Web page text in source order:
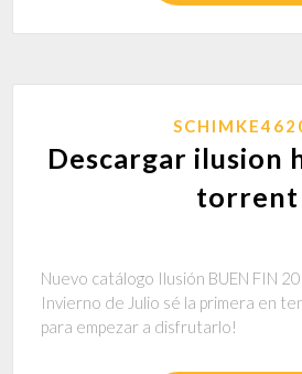
Descargar ilusion
torrent
Nuevo catálogo Ilusión BUEN FIN
Invierno de Julio sé la primera en
para empezar a disfrutarlo!